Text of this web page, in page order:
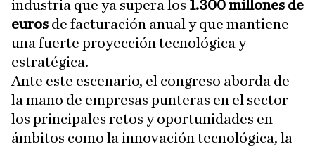
industria que ya supera los 1.300 millones de
euros de facturación anual y que mantiene
una fuerte proyección tecnológica y
estratégica.
Ante este escenario, el congreso aborda de
la mano de empresas punteras en el sector
los principales retos y oportunidades en
ámbitos como la innovación tecnológica, la